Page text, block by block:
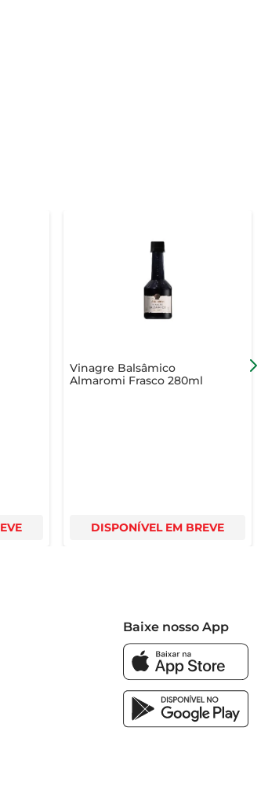
Vinagre Balsâmico
Almaromi Frasco 280ml
DISPONÍVEL EM BREVE
Baixe nosso App